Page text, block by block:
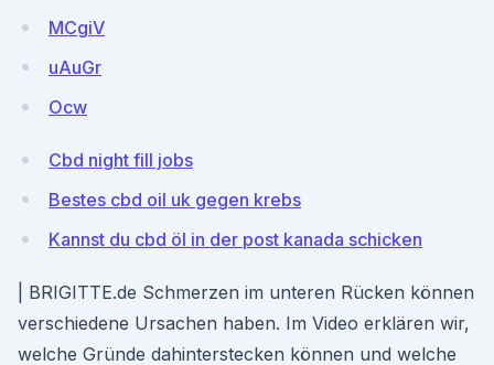
MCgiV
uAuGr
Ocw
Cbd night fill jobs
Bestes cbd oil uk gegen krebs
Kannst du cbd öl in der post kanada schicken
| BRIGITTE.de Schmerzen im unteren Rücken können
verschiedene Ursachen haben. Im Video erklären wir,
welche Gründe dahinterstecken können und welche